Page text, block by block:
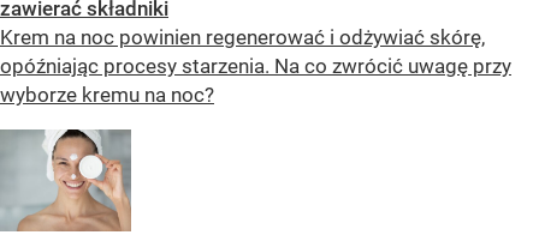
zawierać składniki
Krem na noc powinien regenerować i odżywiać skórę,
opóźniając procesy starzenia. Na co zwrócić uwagę przy
wyborze kremu na noc?